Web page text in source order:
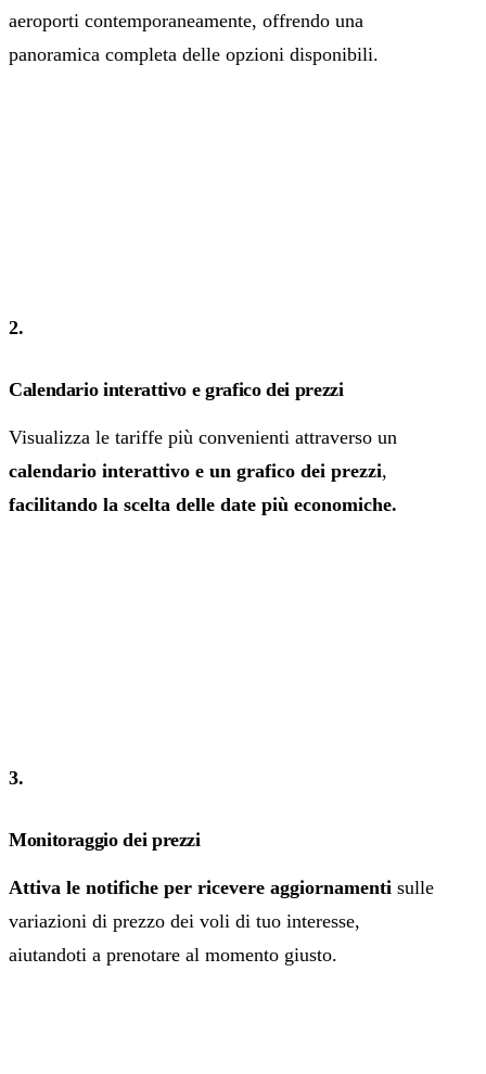
aeroporti contemporaneamente, offrendo una
panoramica completa delle opzioni disponibili.
2.
Calendario interattivo e grafico dei prezzi
Visualizza le tariffe più convenienti attraverso un
calendario interattivo e un grafico dei prezzi,
facilitando la scelta delle date più economiche.
3.
Monitoraggio dei prezzi
Attiva le notifiche per ricevere aggiornamenti sulle
variazioni di prezzo dei voli di tuo interesse,
aiutandoti a prenotare al momento giusto.